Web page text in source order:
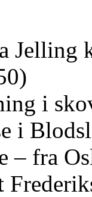
Jelling
i
i
– fra